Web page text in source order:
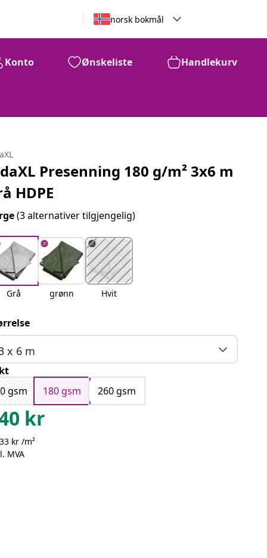
norsk bokmål
Konto Ønskeliste Handlekurv
Presenning 180 g/m² 3x6 m
HDPE
(3 alternativer tilgjengelig)
Grå grønn Hvit
x 6 m
gsm
180 gsm 260 gsm
kr
kr /m²
MVA